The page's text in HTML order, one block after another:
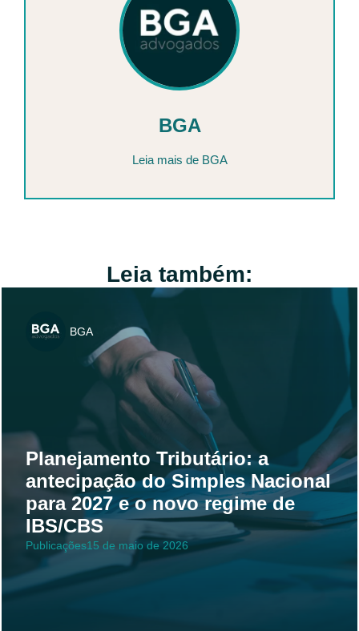
BGA
Leia mais de BGA
Leia também:
BGA
Planejamento Tributário: a
antecipação do Simples Nacional
para 2027 e o novo regime de
IBS/CBS
Publicações15 de maio de 2026